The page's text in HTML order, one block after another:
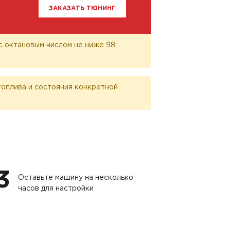
ЗАКАЗАТЬ ТЮНИНГ
октановым числом не ниже 98,
и состояния конкретной
Оставьте машину на несколько
часов для настройки